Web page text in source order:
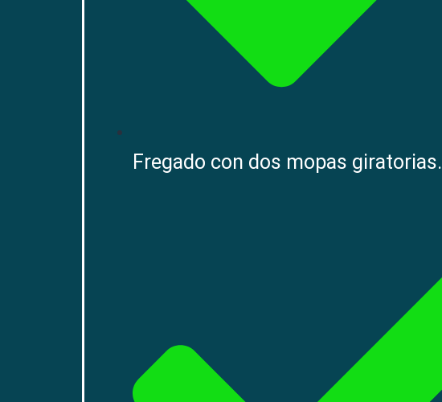
Fregado con dos mopas giratorias.